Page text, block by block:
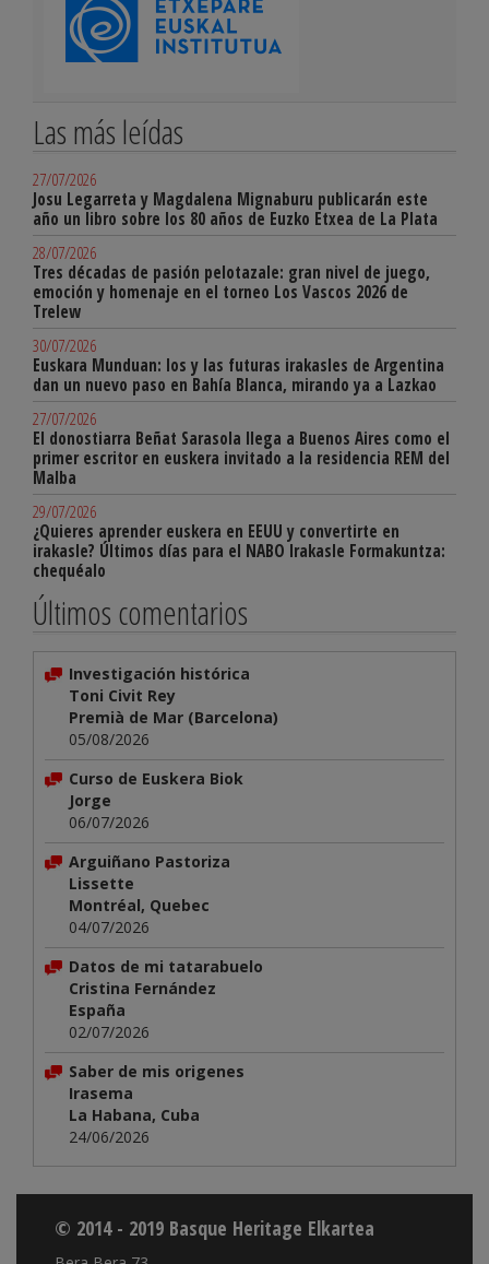
Las más leídas
27/07/2026
Josu Legarreta y Magdalena Mignaburu publicarán este
año un libro sobre los 80 años de Euzko Etxea de La Plata
28/07/2026
Tres décadas de pasión pelotazale: gran nivel de juego,
emoción y homenaje en el torneo Los Vascos 2026 de
Trelew
30/07/2026
Euskara Munduan: los y las futuras irakasles de Argentina
dan un nuevo paso en Bahía Blanca, mirando ya a Lazkao
27/07/2026
El donostiarra Beñat Sarasola llega a Buenos Aires como el
primer escritor en euskera invitado a la residencia REM del
Malba
29/07/2026
¿Quieres aprender euskera en EEUU y convertirte en
irakasle? Últimos días para el NABO Irakasle Formakuntza:
chequéalo
Últimos comentarios
Investigación histórica
Toni Civit Rey
Premià de Mar (Barcelona)
05/08/2026
Curso de Euskera Biok
Jorge
06/07/2026
Arguiñano Pastoriza
Lissette
Montréal, Quebec
04/07/2026
Datos de mi tatarabuelo
Cristina Fernández
España
02/07/2026
Saber de mis origenes
Irasema
La Habana, Cuba
24/06/2026
© 2014 - 2019 Basque Heritage Elkartea